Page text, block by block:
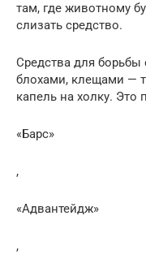
там, где животному
слизать средство.
Средства для
блохами, клещами —
капель на холку. Это
«Барс»
,
«Адвантейдж»
,